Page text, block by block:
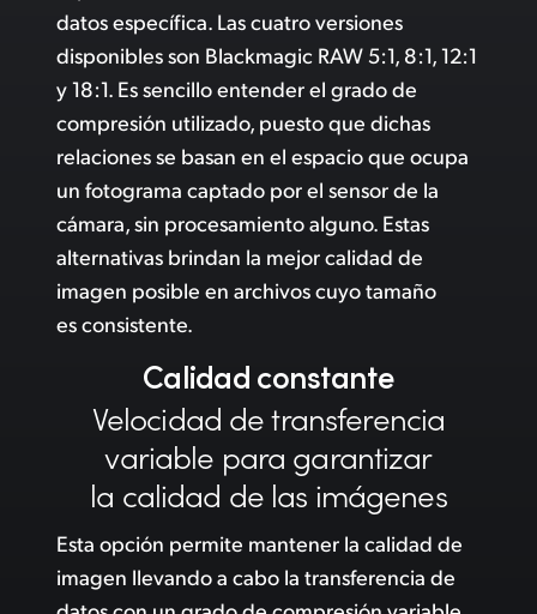
datos específica. Las cuatro versiones
disponibles son Blackmagic RAW 5:1, 8:1, 12:1
y 18:1. Es sencillo entender el grado de
compresión utilizado, puesto que dichas
relaciones se basan en el espacio que ocupa
un fotograma captado por el sensor de la
cámara, sin procesamiento alguno. Estas
alternativas brindan la mejor calidad de
imagen posible en archivos cuyo tamaño
es consistente.
Calidad constante
Velocidad detransferencia
variable para garantizar
la calidad de las imágenes
Esta opción permite mantener la calidad de
imagen llevando a cabo la transferencia de